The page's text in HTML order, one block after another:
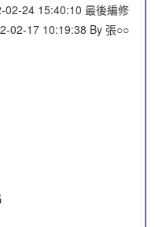
02-24 15:40:10 最後編修
02-17 10:19:38 By 張○○